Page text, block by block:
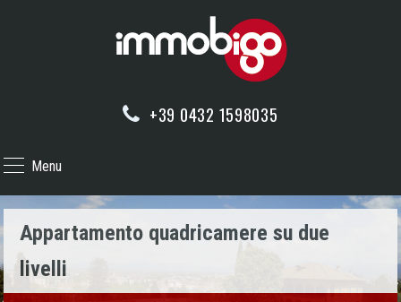
+39 0432 1598035
Menu
Appartamento quadricamere su due
livelli